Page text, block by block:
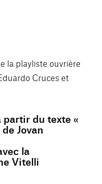
la playliste ouvrière
Cruces et
du texte «
Jovan
la
Vitelli